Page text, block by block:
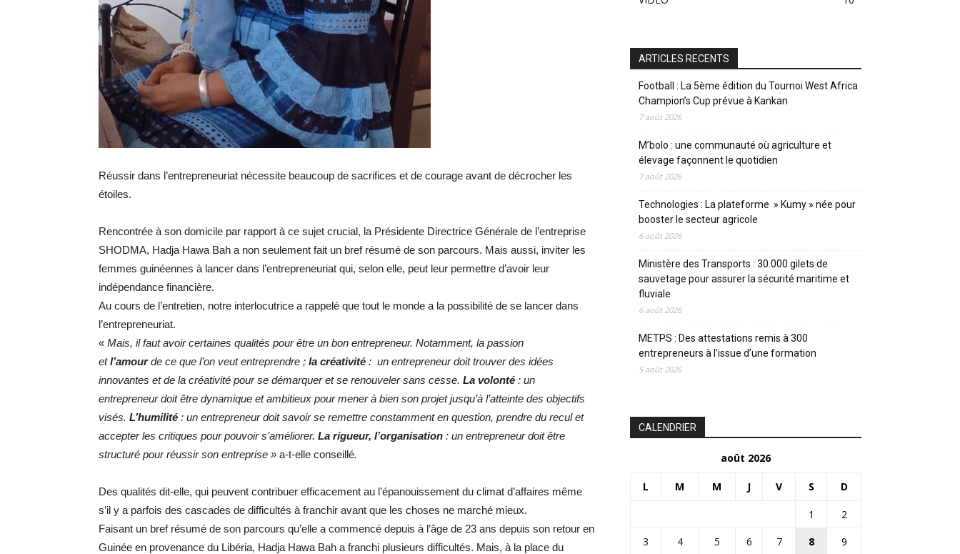
Réussir dans l’entrepreneuriat nécessite beaucoup de sacrifices et de courage avant de décrocher les
étoiles.
Rencontrée à son domicile par rapport à ce sujet crucial, la Présidente Directrice Générale de l’entreprise
SHODMA, Hadja Hawa Bah a non seulement fait un bref résumé de son parcours. Mais aussi, inviter les
femmes guinéennes à lancer dans l’entrepreneuriat qui, selon elle, peut leur permettre d’avoir leur
indépendance financière.
Au cours de l’entretien, notre interlocutrice a rappelé que tout le monde a la possibilité de se lancer dans
l’entrepreneuriat.
« Mais, il faut avoir certaines qualités pour être un bon entrepreneur. Notamment, la passion
etl’amourde ce que l’on veut entreprendre ; la créativité : un entrepreneur doit trouver des idées
innovantes et de la créativité pour se démarquer et se renouveler sans cesse. La volonté : un
entrepreneur doit être dynamique et ambitieux pour mener à bien son projet jusqu’à l’atteinte des objectifs
visés. L’humilité : un entrepreneur doit savoir se remettre constamment en question, prendre du recul et
accepter les critiques pour pouvoir s’améliorer. La rigueur, l’organisation : un entrepreneur doit être
structuré pour réussir son entreprise » a-t-elle conseillé.
Des qualités dit-elle, qui peuvent contribuer efficacement au l’épanouissement du climat d’affaires même
s’il y a parfois des cascades de difficultés à franchir avant que les choses ne marché mieux.
Faisant un bref résumé de son parcours qu’elle a commencé depuis à l’âge de 23 ans depuis son retour en
Guinée en provenance du Libéria, Hadja Hawa Bah a franchi plusieurs difficultés. Mais, à la place du
ARTICLES RECENTS
Football : La 5ème édition du Tournoi West Africa
Champion’s Cup prévue à Kankan
7 août 2026
M’bolo : une communauté où agriculture et
élevage façonnent le quotidien
7 août 2026
Technologies : La plateforme » Kumy » née pour
booster le secteur agricole
6 août 2026
Ministère des Transports : 30.000 gilets de
sauvetage pour assurer la sécurité maritime et
fluviale
6 août 2026
METPS : Des attestations remis à 300
entrepreneurs à l’issue d’une formation
5 août 2026
CALENDRIER
août 2026
L M M J V S D
1
2
3
4 5 6 7 8
9